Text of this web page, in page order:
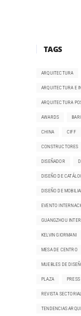
TAGS
ARQUITECTURA
ARQUITECTURA E
ARQUITECTURA
AWARDS
CHINA CIFF
CONSTRUCTORES
DISEÑADOR
DISEÑO DE
DISEÑO DE
EVENTO
GUANGZHOU
KELVIN GIORMANI
MESA DE CENTRO
MUEBLES DE
PLAZA PRESS
REVISTA
TENDENCIAS